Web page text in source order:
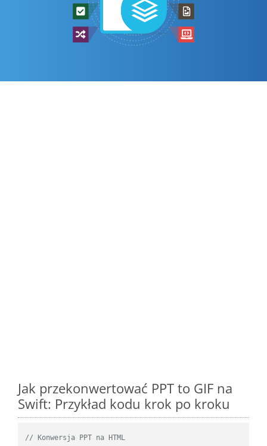
Jak przekonwertować PPT to GIF na
Swift: Przykład kodu krok po kroku
// Konwersja PPT na HTML